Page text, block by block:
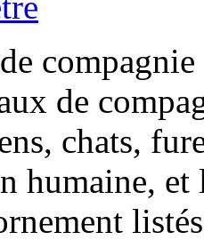
de
chats,
humaine, et